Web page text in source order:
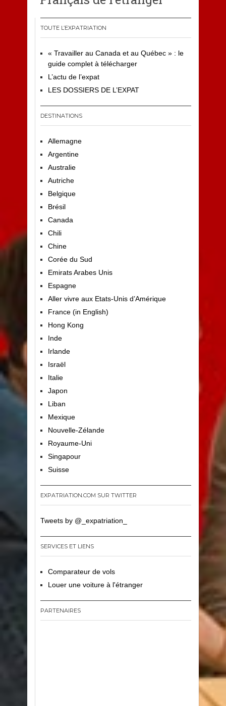
TOUTE L’EXPATRIATION
« Travailler au Canada et au Québec » : le
guide complet à télécharger
L’actu de l’expat
LES DOSSIERS DE L’EXPAT
DESTINATIONS
Allemagne
Argentine
Australie
Autriche
Belgique
Brésil
Canada
Chili
Chine
Corée du Sud
Emirats Arabes Unis
Espagne
Aller vivre aux Etats-Unis d’Amérique
France (in English)
Hong Kong
Inde
Irlande
Israël
Italie
Japon
Liban
Mexique
Nouvelle-Zélande
Royaume-Uni
Singapour
Suisse
EXPATRIATION.COM SUR TWITTER
Tweets by @_expatriation_
SERVICES ET LIENS
Comparateur de vols
Louer une voiture à l'étranger
PARTENAIRES